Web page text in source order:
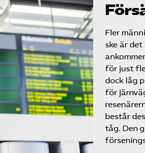
Fler
ske är
för just
dock låg
för
består
tåg. Den